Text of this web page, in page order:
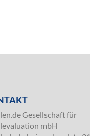
Gesellschaft für
mbH